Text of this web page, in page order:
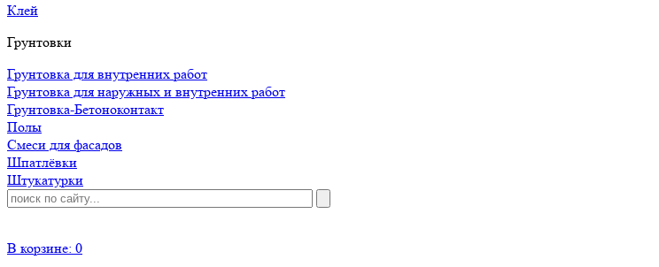
Клей
Грунтовки
Грунтовка для внутренних работ
Грунтовка для наружных и внутренних работ
Грунтовка-Бетоноконтакт
Полы
Смеси для фасадов
Шпатлёвки
Штукатурки
В корзине: 0